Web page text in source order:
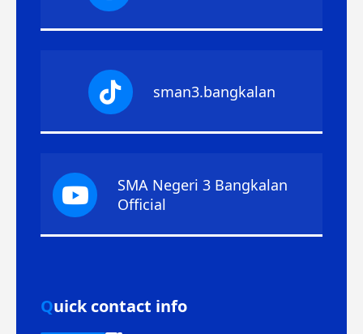
sman3.bangkalan
SMA Negeri 3 Bangkalan
Official
Quick contact info